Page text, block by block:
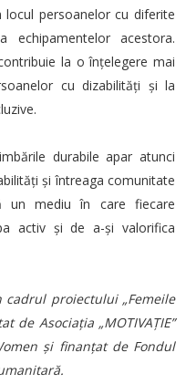
locul persoanelor cu diferite
echipamentelor acestora.
la o înțelegere mai
cu dizabilități și la
durabile apar atunci
și întreaga comunitate
un mediu în care fiecare
activ și de a-și valorifica
proiectului „Femeile
de Asociația „MOTIVAȚIE”
și finanțat de Fondul